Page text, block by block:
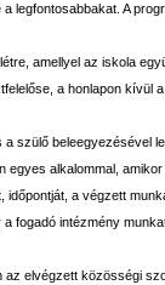
legfontosabbakat. A
amellyel az iskola
a honlapon kívül
szülő beleegyezésével
egyes alkalommal,
a végzett
fogadó intézmény
elvégzett közösségi